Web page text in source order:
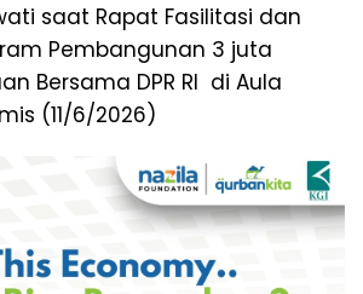
saat Rapat Fasilitasi dan
Pembangunan 3 juta
Bersama DPR RI di Aula
(11/6/2026)